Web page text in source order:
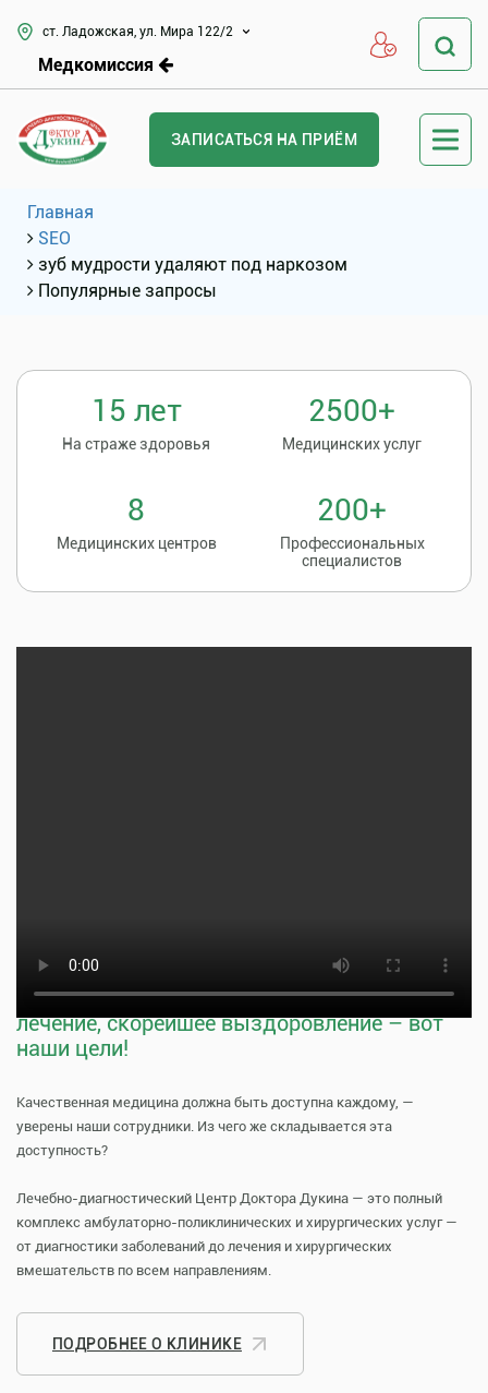
ст. Ладожская, ул. Мира 122/2
Медкомиссия
ЗАПИСАТЬСЯ НА ПРИЁМ
Главная
SEO
зуб мудрости удаляют под наркозом
Популярные запросы
15 лет
На страже здоровья
2500+
Медицинских услуг
8
Медицинских центров
200+
Профессиональных
специалистов
Тщательная профилактика, качественное
лечение, скорейшее выздоровление – вот
наши цели!
Качественная медицина должна быть доступна каждому, —
уверены наши сотрудники. Из чего же складывается эта
доступность?
Лечебно-диагностический Центр Доктора Дукина — это полный
комплекс амбулаторно-поликлинических и хирургических услуг —
от диагностики заболеваний до лечения и хирургических
вмешательств по всем направлениям.
ПОДРОБНЕЕ О КЛИНИКЕ